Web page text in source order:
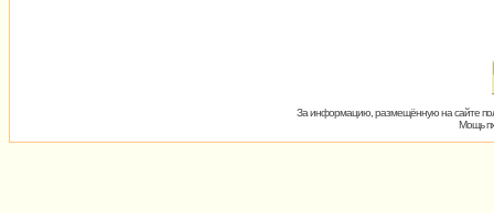
За информацию, размещённую на сайте
Мощь